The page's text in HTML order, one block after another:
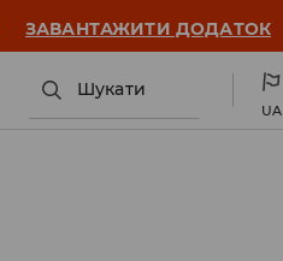
ЗАВАНТАЖИТИ ДОДАТОК
Шукати
UA